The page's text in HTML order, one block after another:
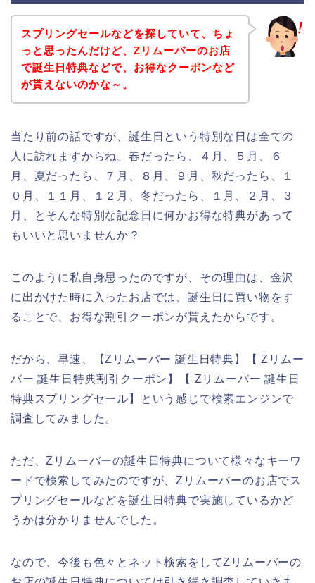
スプリングセールなどを探していて、ちょ
っと思ったんだけど、Zリムーバーのお店
で誕生日特典などで、お得なクーポンなど
が貰えないのかな～。
当たり前の話ですが、誕生日という特別な日は全ての
人に訪れますからね。春だったら、４月、５月、６
月、夏だったら、７月、８月、９月、秋だったら、１
０月、１１月、１２月、冬だったら、１月、２月、３
月、とそんな特別な記念日に何かお得な特典があって
もいいと思いませんか？
このように私自身思ったのですが、その理由は、金沢
に出かけた時に入ったお店では、誕生日に買い物をす
ることで、お得な割引クーポンが貰えたからです。
だから、早速、【Zリムーバー 誕生日特典】【 Zリムー
バー 誕生日特典割引クーポン】【 Zリムーバー 誕生日
特典スプリングセール】という感じで検索エンジンで
調査してみました。
ただ、Zリムーバーの誕生日特典について様々なキーワ
ードで検索してみたのですが、Zリムーバーのお店でス
プリングセールなどを誕生日特典で実施しているかど
うかは分かりませんでした。
なので、今後も色々とネット検索をしてZリムーバーの